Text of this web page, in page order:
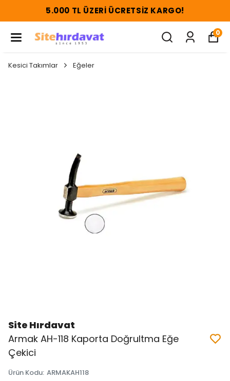
5.000 TL ÜZERI ÜCRETSIZ KARGO!
0
Kesici Takımlar Eğeler
Site Hırdavat
Armak AH-118 Kaporta Doğrultma Eğe
Çekici
Ürün Kodu: ARMAKAH118